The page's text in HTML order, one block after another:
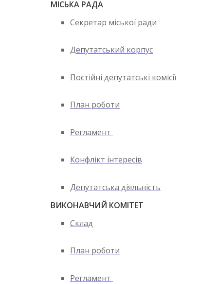
МІСЬКА РАДА
Секретар міської ради
Депутатський корпус
Постійні депутатські комісії
План роботи
Регламент
Конфлікт інтересів
Депутатська діяльність
ВИКОНАВЧИЙ КОМІТЕТ
Склад
План роботи
Регламент